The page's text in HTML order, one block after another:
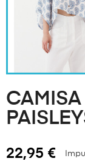
22,95 €